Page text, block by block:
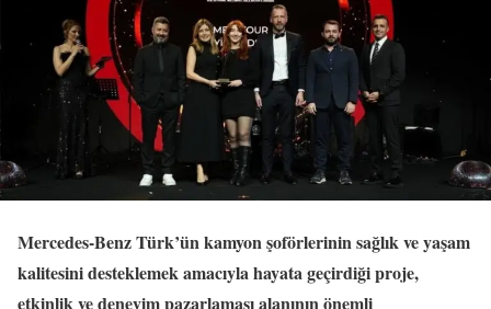
Mercedes-Benz Türk’ün kamyon şoförlerinin sağlık ve yaşam
kalitesini desteklemek amacıyla hayata geçirdiği proje,
etkinlik ve deneyim pazarlaması alanının önemli